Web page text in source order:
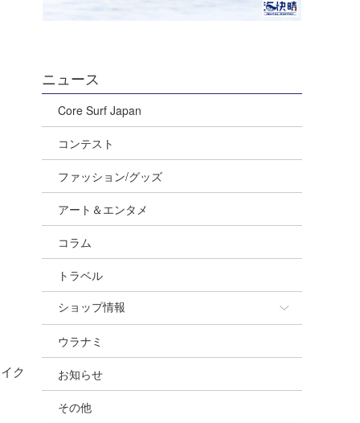
ク
ニュース
Core Surf Japan
コンテスト
ファッション/グッズ
アート＆エンタメ
コラム
トラベル
ショップ情報
ショップ情報
湘南
千葉北
ウラナミ
お知らせ
その他